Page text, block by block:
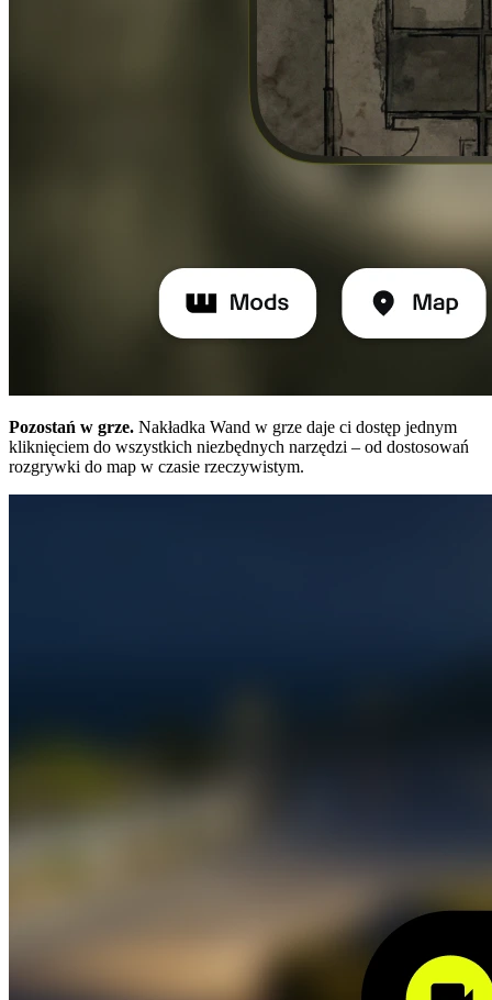
Pozostań w grze. Nakładka Wand w grze daje ci dostęp jednym
kliknięciem do wszystkich niezbędnych narzędzi – od dostosowań
rozgrywki do map w czasie rzeczywistym.